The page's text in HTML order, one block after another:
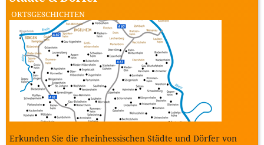
ORTSGESCHICHTEN
Erkunden Sie die rheinhessischen Städte und Dörfer von